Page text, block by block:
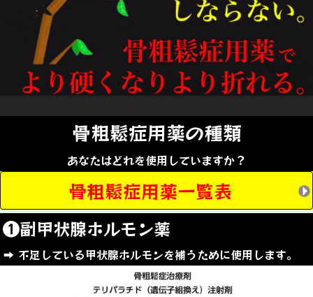
骨粗鬆症用薬の種類
あなたはどれを使用していますか？
骨粗鬆症用薬一覧表
❶副甲状腺ホルモン薬
➡︎ 不足している甲状腺ホルモンを補うために使用します。